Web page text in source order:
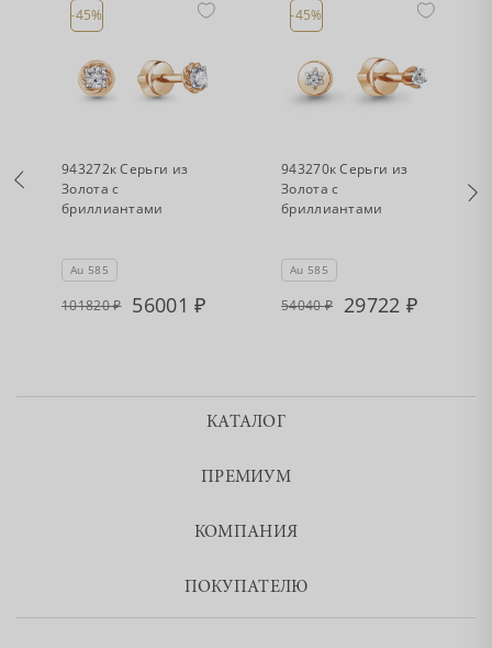
-45%
943272к Серьги из
Золота с
бриллиантами
Au 585
101820 56001
-45%
943270к Серьги из
Золота с
бриллиантами
Au 585
54040 29722
КАТАЛОГ
ПРЕМИУМ
КОМПАНИЯ
ПОКУПАТЕЛЮ